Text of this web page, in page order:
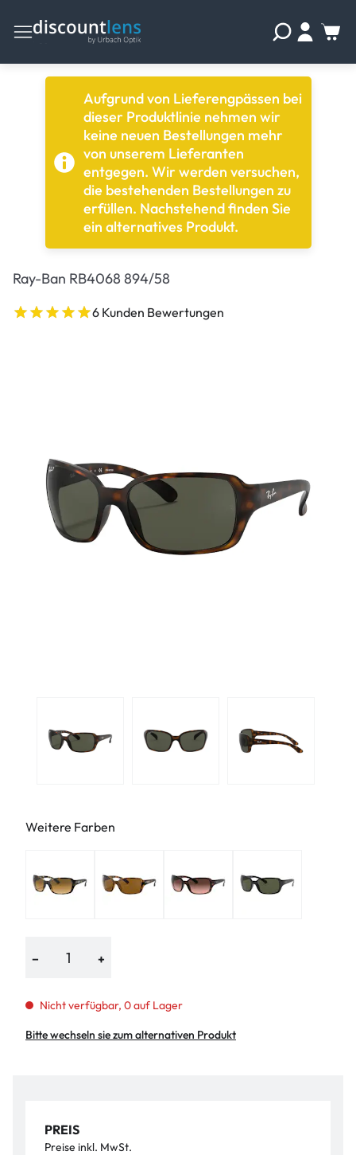
Aufgrund von Lieferengpässen bei
dieser Produktlinie nehmen wir
keine neuen Bestellungen mehr
von unserem Lieferanten
entgegen. Wir werden versuchen,
die bestehenden Bestellungen zu
erfüllen. Nachstehend finden Sie
ein alternatives Produkt.
Ray-Ban RB4068 894/58
6 Kunden Bewertungen
Weitere Farben
− +
Nicht verfügbar, 0 auf Lager
Bitte wechseln sie zum alternativen Produkt
PREIS
Preise inkl. MwSt.